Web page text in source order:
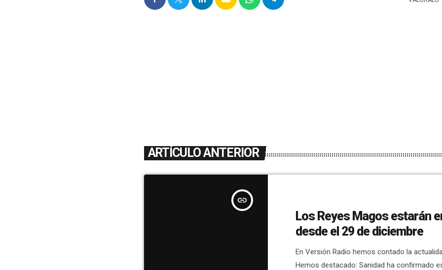
ARTÍCULO ANTERIOR
insert_link
Los Reyes Magos estarán
desde el 29 de diciembre
En Versión Radio hemos contado la
Hemos destacado: Sanidad ha confirmado